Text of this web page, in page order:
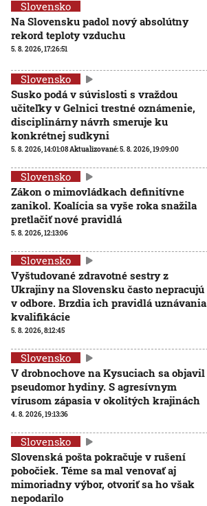
Slovensko
Na Slovensku padol nový absolútny
rekord teploty vzduchu
5. 8. 2026, 17:26:51
Slovensko
Susko podá v súvislosti s vraždou
učiteľky v Gelnici trestné oznámenie,
disciplinárny návrh smeruje ku
konkrétnej sudkyni
5. 8. 2026, 14:01:08Aktualizované:5. 8. 2026, 19:09:00
Slovensko
Zákon o mimovládkach definitívne
zanikol. Koalícia sa vyše roka snažila
pretlačiť nové pravidlá
5. 8. 2026, 12:13:06
Slovensko
Vyštudované zdravotné sestry z
Ukrajiny na Slovensku často nepracujú
v odbore. Brzdia ich pravidlá uznávania
kvalifikácie
5. 8. 2026, 8:12:45
Slovensko
V drobnochove na Kysuciach sa objavil
pseudomor hydiny. S agresívnym
vírusom zápasia v okolitých krajinách
4. 8. 2026, 19:13:36
Slovensko
Slovenská pošta pokračuje v rušení
pobočiek. Téme sa mal venovať aj
mimoriadny výbor, otvoriť sa ho však
nepodarilo